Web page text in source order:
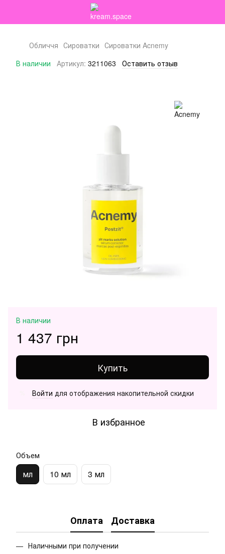
Обличчя Сироватки Сироватки Acnemy
В наличии
Артикул: 3211063 Оставить отзыв
В наличии
1 437 грн
Купить
Войти для отображения накопительной скидки
В избранное
Объем
мл 10 мл 3 мл
Оплата Доставка
Наличными при получении